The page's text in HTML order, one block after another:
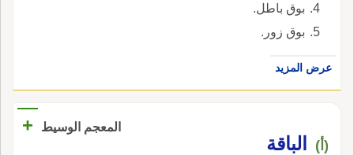
بوق باطل.
بوق زور.
عرض المزيد
المعجم الوسيط +
(أ) الباقة